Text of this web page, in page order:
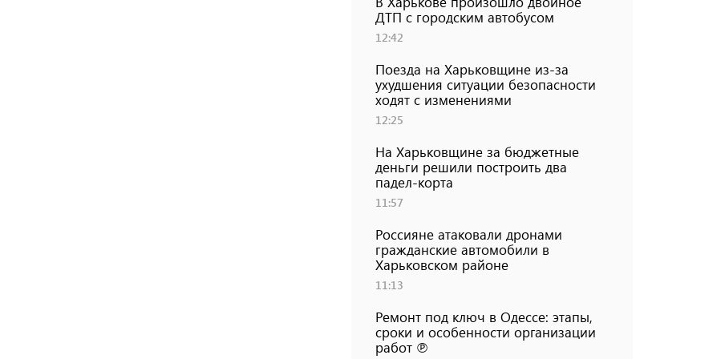
ДТП с городским автобусом
12:42
Поезда на Харьковщине из-за
ухудшения ситуации безопасности
ходят с изменениями
12:25
На Харьковщине за бюджетные
деньги решили построить два
падел-корта
11:57
Россияне атаковали дронами
гражданские автомобили в
Харьковском районе
11:13
Ремонт под ключ в Одессе: этапы,
сроки и особенности организации
работ ℗